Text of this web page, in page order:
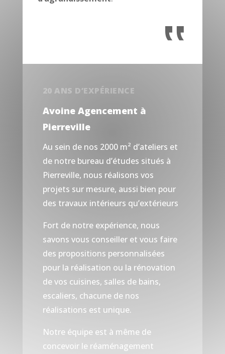
‟
20 ANS D’EXPÉRIENCE
Avoine Agencement à
Pierreville
Au sein de nos 2000 m² d’ateliers et
de notre bureau d’études situés à
Pierreville, nous réalisons vos
projets sur mesure, aussi bien pour
des travaux intérieurs qu’extérieurs
Fort de notre expérience, nous
savons vous conseiller et vous faire
des propositions personnalisées
pour la réalisation ou la rénovation
de vos cuisines, salles de bains,
escaliers, chacune de nos
réalisations est unique.
Notre équipe est à même de
concevoir le réaménagement